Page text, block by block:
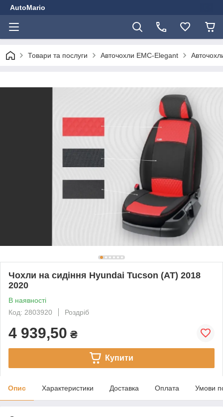
AutoMario
Товари та послуги Авточохли EMC-Elegant
Чохли на сидіння Hyundai Tucson (АТ) 2018
2020
В наявності
Код: 2803920
Роздріб
4 939,50 ₴
Купити
Опис Характеристики Доставка Оплата Умови